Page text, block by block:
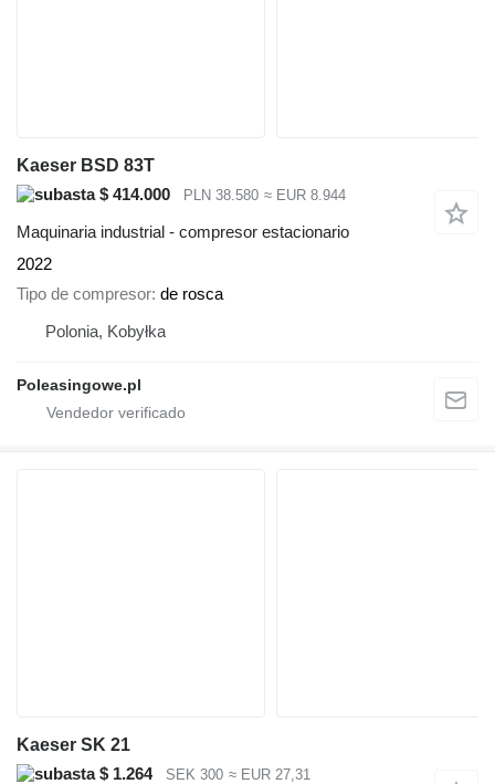
Kaeser BSD 83T
$ 414.000
PLN 38.580 ≈ EUR 8.944
Maquinaria industrial - compresor estacionario
2022
Tipo de compresor de rosca
Polonia, Kobyłka
Poleasingowe.pl
Kaeser SK 21
$ 1.264
SEK 300 ≈ EUR 27,31